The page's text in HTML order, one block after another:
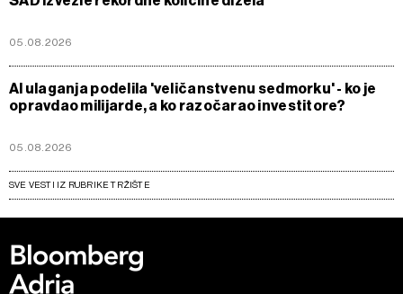
05.08.2026
AI ulaganja podelila 'veličanstvenu sedmorku' - ko je
opravdao milijarde, a ko razočarao investitore?
05.08.2026
SVE VESTI IZ RUBRIKE TRŽIŠTE